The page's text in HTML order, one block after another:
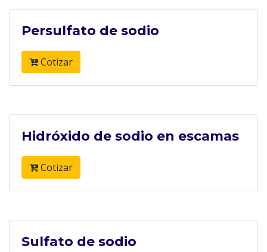
Persulfato de sodio
Cotizar
Hidróxido de sodio en escamas
Cotizar
Sulfato de sodio